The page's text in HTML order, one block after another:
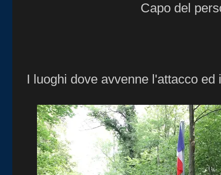
Capo del
I luoghi dove avvenne l'attacco